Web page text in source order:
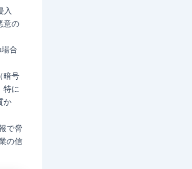
入
意の
合
暗号
特に
か
で脅
の信